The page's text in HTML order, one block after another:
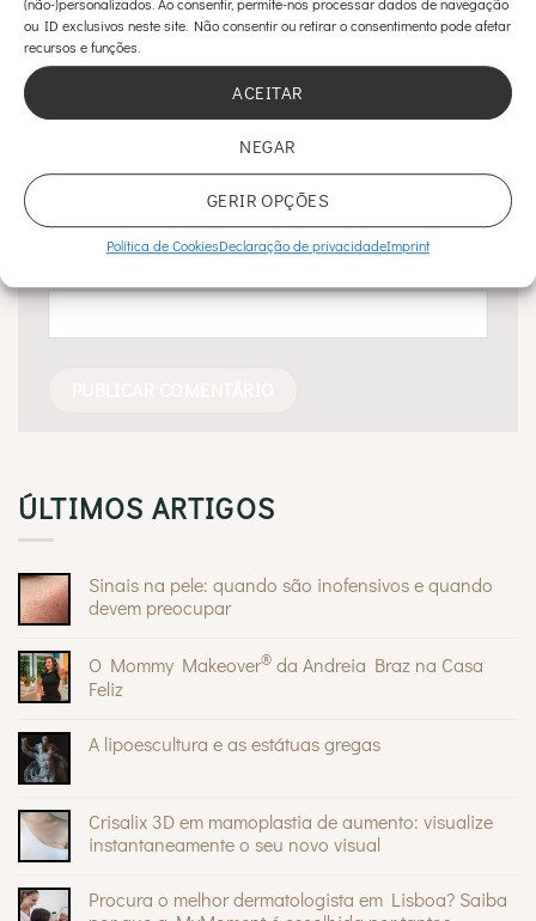
ou ID exclusivos neste site. Não consentir ou retirar o consentimento pode afetar
recursos e funções.
ACEITAR
NEGAR
GERIR OPÇÕES
Política de CookiesDeclaração de privacidadeImprint
Nome*
ÚLTIMOS ARTIGOS
Sinais na pele: quando são inofensivos e quando
devem preocupar
em
Sinais
na
são
inofensivos
preocupar
O Mommy Makeover® da Andreia Braz na Casa
Feliz
em
Andreia
Braz
na
A lipoescultura e as estátuas gregas
A
lipoescultura
e
gregas
Crisalix 3D em mamoplastia de aumento: visualize
instantaneamente o seu novo visual
em
Procura o melhor dermatologista em Lisboa? Saiba